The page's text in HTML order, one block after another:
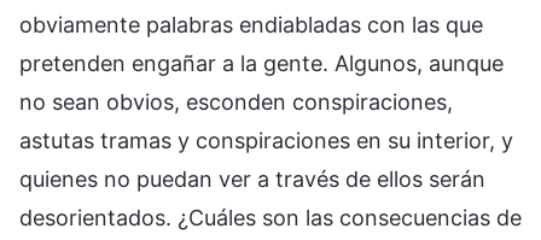
obviamente palabras endiabladas con las que
pretenden engañar a la gente. Algunos, aunque
no sean obvios, esconden conspiraciones,
astutas tramas y conspiraciones en su interior, y
quienes no puedan ver a través de ellos serán
desorientados. ¿Cuáles son las consecuencias de